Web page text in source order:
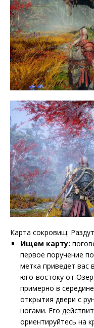
Карта сокровищ:
Ищем карту:
первое поручение
метка приведет вас
юго-востоку от
примерно в
открытия двери с
ногами. Его
ориентируйтесь на